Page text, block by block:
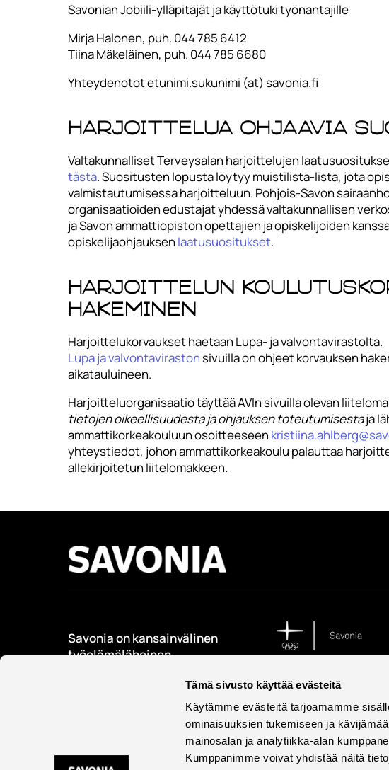
Tämä sivusto käyttää evästeitä
Käytämme evästeitä tarjoamamme
ominaisuuksien tukemiseen ja
mainosalan ja analytiikka-alan
Kumppanimme voivat yhdistää näitä
Savonian Jobiili-ylläpitäjät ja käyttötuki työnantajille
Mirja Halonen, puh. 044 785 6412
Tiina Mäkeläinen, puh. 044 785 6680
Yhteydenotot etunimi.sukunimi (at) savonia.fi
Harjoittelua ohjaavia
Valtakunnalliset Terveysalan harjoittelujen
tästä. Suositusten lopusta löytyy muistilista-lista, jota
valmistautumisessa harjoitteluun. Pohjois-Savon
organisaatioiden edustajat yhdessä valtakunnallisen
ja Savon ammattiopiston opettajien ja opiskelijoiden
opiskelijaohjauksen laatusuositukset.
Harjoittelun
hakeminen
Harjoittelukorvaukset haetaan Lupa- ja valvontavirastolta.
Lupa ja valvontavirastonsivuilla on ohjeet korvauksen
aikatauluineen.
Harjoitteluorganisaatio täyttää AVIn sivuilla olevan
tietojen oikeellisuudesta ja ohjauksen toteutumisestaja
ammattikorkeakouluun osoitteeseen
yhteystiedot, johon ammattikorkeakoulu palauttaa
allekirjoitetun liitelomakkeen.
Savonia on kansainvälinen
työelämäläheinen
kouluttaa, tutkii, kehittää